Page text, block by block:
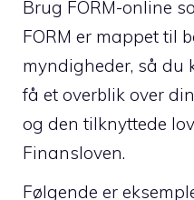
Brug FORM-online
FORM er mappet til
myndigheder, så du
få et overblik over
og den tilknyttede
Finansloven.
Følgende er